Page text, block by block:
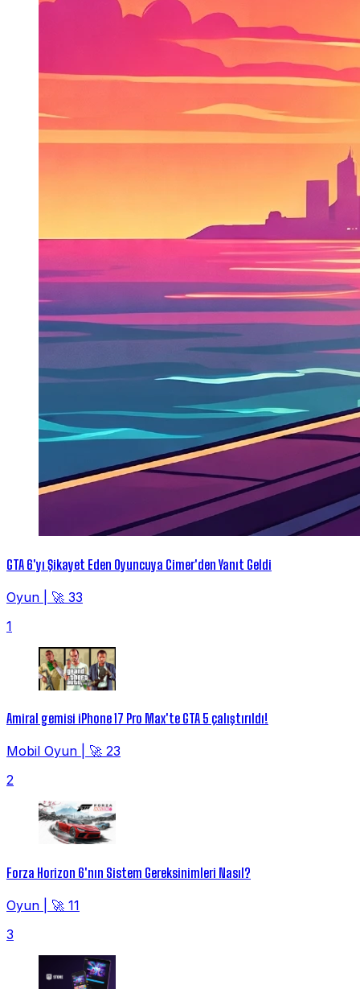
GTA 6'yı Şikayet Eden Oyuncuya Cimer'den Yanıt Geldi
Oyun
🚀 33
1
Amiral gemisi iPhone 17 Pro Max'te GTA 5 çalıştırıldı!
Mobil Oyun
🚀 23
2
Forza Horizon 6'nın Sistem Gereksinimleri Nasıl?
Oyun
🚀 11
3